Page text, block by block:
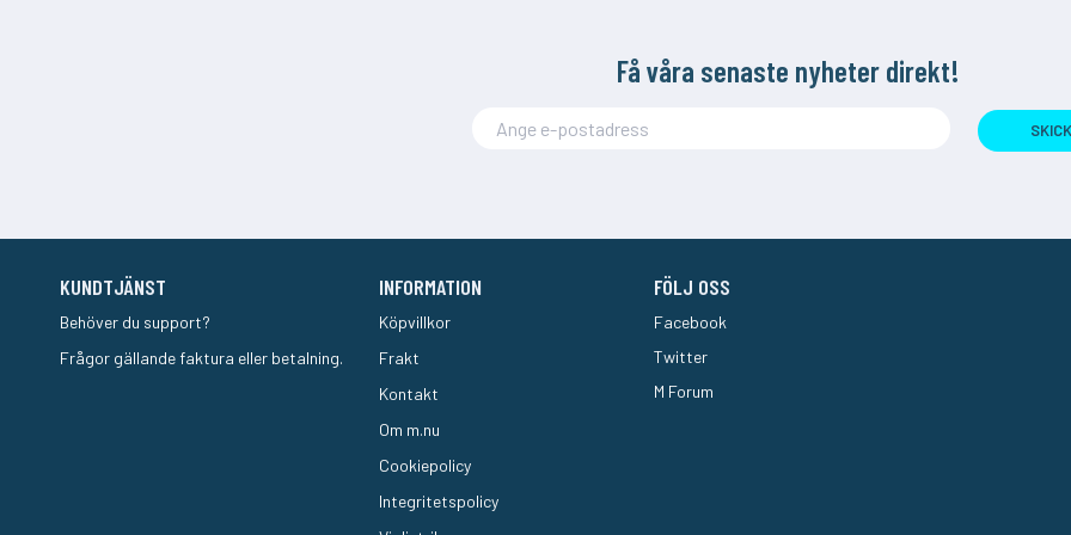
Få våra senaste nyheter direkt!
KUNDTJÄNST
Behöver du support?
Frågor gällande faktura eller betalning.
INFORMATION
Köpvillkor
Frakt
Kontakt
Om m.nu
Cookiepolicy
Integritetspolicy
FÖLJ OSS
Facebook
Twitter
M Forum